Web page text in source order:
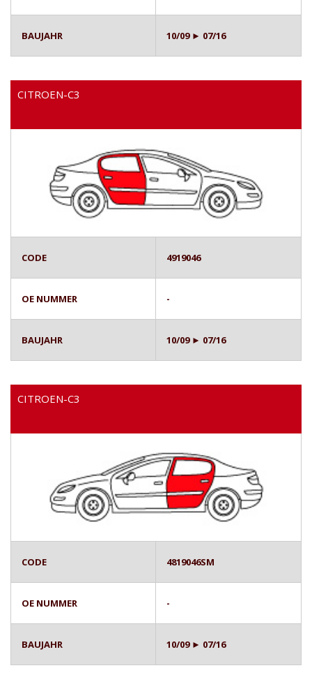
BAUJAHR 10/09 ► 07/16
CITROEN-C3
CODE 4919046
OE NUMMER -
BAUJAHR 10/09 ► 07/16
CITROEN-C3
CODE 4819046SM
OE NUMMER -
BAUJAHR 10/09 ► 07/16